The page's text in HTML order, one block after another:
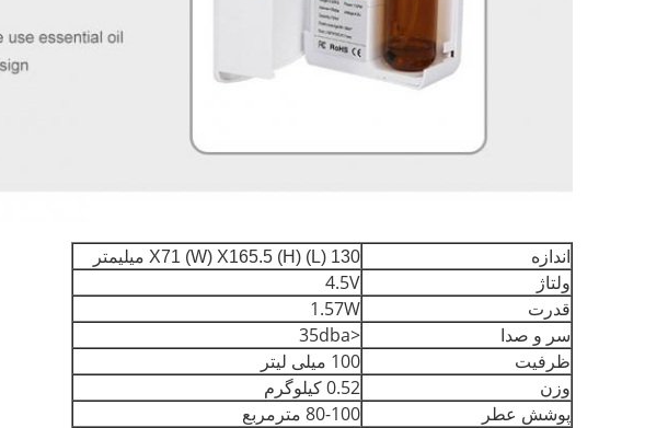
اندازه 130 (L) X71 (W) X165.5 (H) میلیمتر
ولتاژ
4.5V
قدرت
1.57W
سر و صدا
<35dba
ظرفیت
100 میلی لیتر
وزن
0.52 کیلوگرم
پوشش عطر
80-100 مترمربع